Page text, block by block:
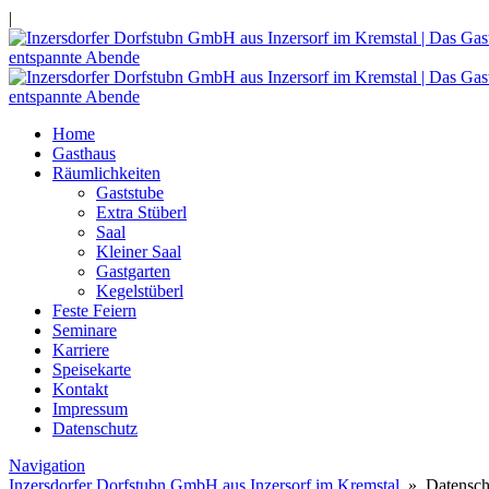
|
Home
Gasthaus
Räumlichkeiten
Gaststube
Extra Stüberl
Saal
Kleiner Saal
Gastgarten
Kegelstüberl
Feste Feiern
Seminare
Karriere
Speisekarte
Kontakt
Impressum
Datenschutz
Navigation
Inzersdorfer Dorfstubn GmbH aus Inzersorf im Kremstal »